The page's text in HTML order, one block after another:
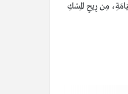
مِن رِيحِ المِسْكِ